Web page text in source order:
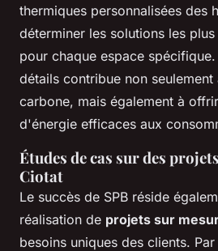
thermiques personnalisées des
déterminer les solutions les plus
pour chaque espace
détails contribue non
carbone, mais également à
d'énergie efficaces aux
Études de cas sur des
Ciotat
Le succès de SPB réside
réalisation de projets sur
besoins uniques des clients.